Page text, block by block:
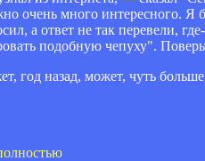
очень много интересного.
а ответ не так перевели,
подобную чепуху".
год назад, может, чуть